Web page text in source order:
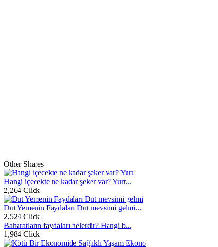
Other Shares
Hangi içecekte ne kadar şeker var? Yurt...
2,264 Click
Dut Yemenin Faydaları Dut mevsimi gelmi...
2,524 Click
Baharatların faydaları nelerdir? Hangi b...
1,984 Click